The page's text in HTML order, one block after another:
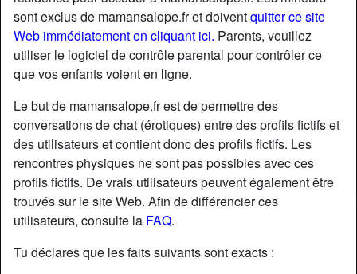
sont exclus de mamansalope.fr et doiventquitter ce site
Web immédiatement en cliquant ici. Parents, veuillez
utiliser le logiciel de contrôle parental pour contrôler ce
que vos enfants voient en ligne.
Le but de mamansalope.fr est de permettre des
conversations de chat (érotiques) entre des profils fictifs et
des utilisateurs et contient donc des profils fictifs. Les
rencontres physiques ne sont pas possibles avec ces
profils fictifs. De vrais utilisateurs peuvent également être
trouvés sur le site Web. Afin de différencier ces
utilisateurs, consulte la FAQ.
Tu déclares que les faits suivants sont exacts :
starAjouter chatDiscuter !